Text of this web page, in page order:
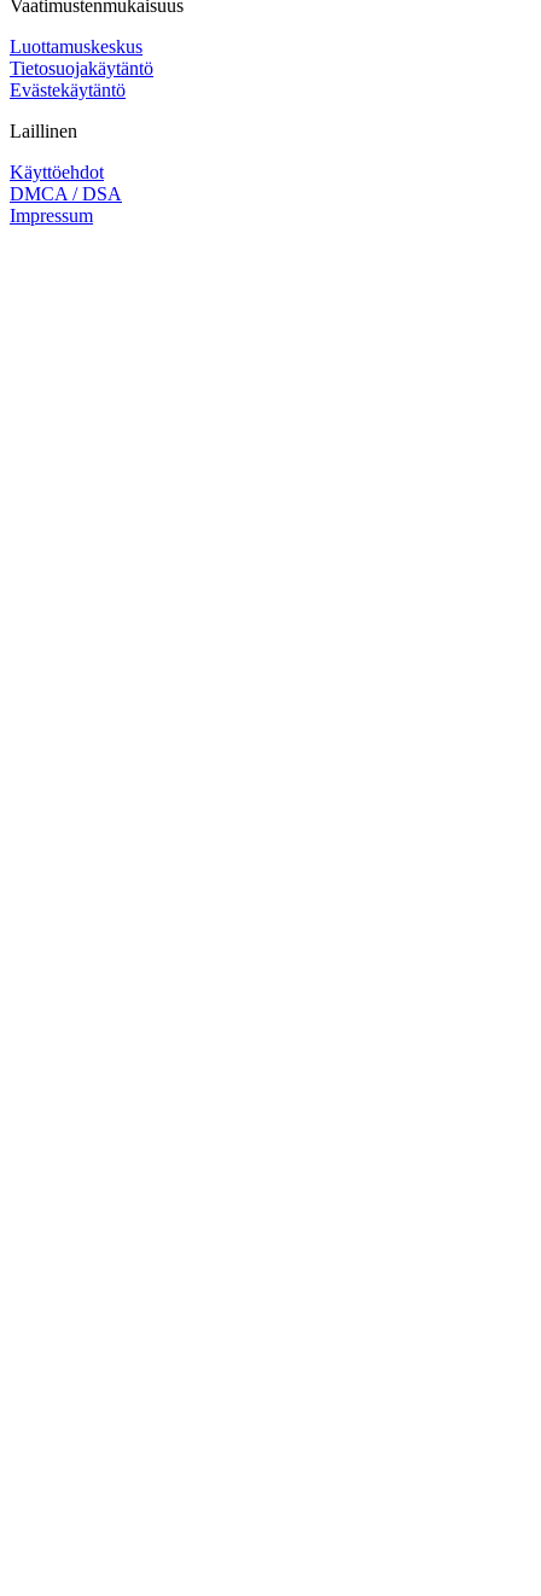
Vaatimustenmukaisuus
Luottamuskeskus
Tietosuojakäytäntö
Evästekäytäntö
Laillinen
Käyttöehdot
DMCA / DSA
Impressum